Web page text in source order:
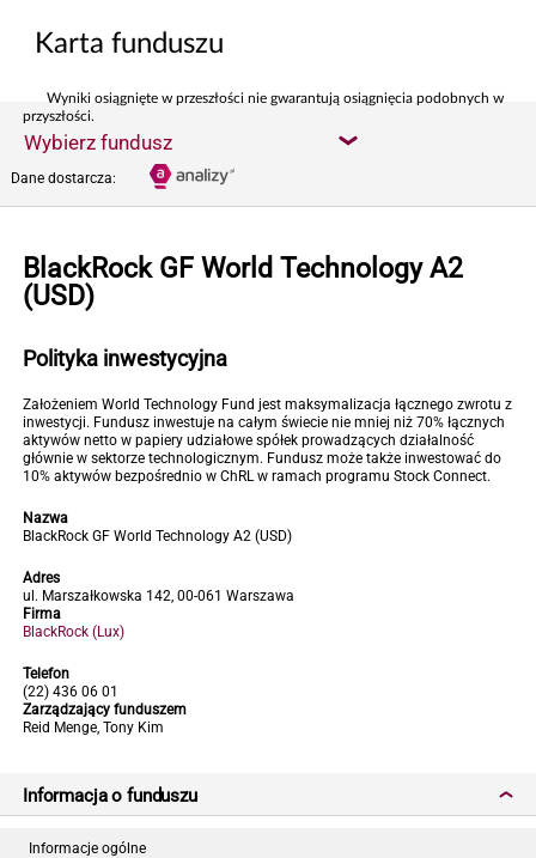
Karta funduszu
Wyniki osiągnięte w przeszłości nie gwarantują osiągnięcia podobnych w
przyszłości.
Wybierz fundusz
Dane dostarcza:
BlackRock GF World Technology A2
(USD)
Polityka inwestycyjna
Założeniem World Technology Fund jest maksymalizacja łącznego zwrotu z
inwestycji. Fundusz inwestuje na całym świecie nie mniej niż 70% łącznych
aktywów netto w papiery udziałowe spółek prowadzących działalność
głównie w sektorze technologicznym. Fundusz może także inwestować do
10% aktywów bezpośrednio w ChRL w ramach programu Stock Connect.
Nazwa
BlackRock GF World Technology A2 (USD)
Adres
ul. Marszałkowska 142, 00-061 Warszawa
Firma
BlackRock (Lux)
Telefon
(22) 436 06 01
Zarządzający funduszem
Reid Menge, Tony Kim
Informacja o funduszu
Informacje ogólne